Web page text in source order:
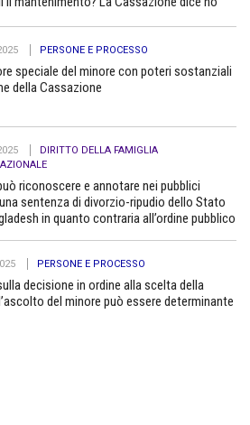
PERSONE E PROCESSO
speciale del minore con poteri sostanziali
della Cassazione
DIRITTO DELLA FAMIGLIA
riconoscere e annotare nei pubblici
sentenza di divorzio-ripudio dello Stato
in quanto contraria all’ordine pubblico
PERSONE E PROCESSO
decisione in ordine alla scelta della
del minore può essere determinante